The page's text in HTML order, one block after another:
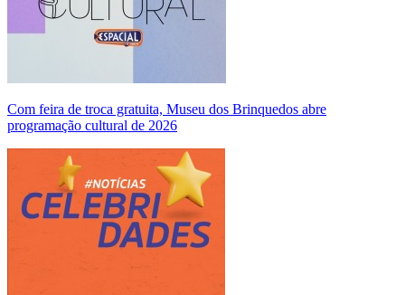
Com feira de troca gratuita, Museu dos Brinquedos abre
programação cultural de 2026